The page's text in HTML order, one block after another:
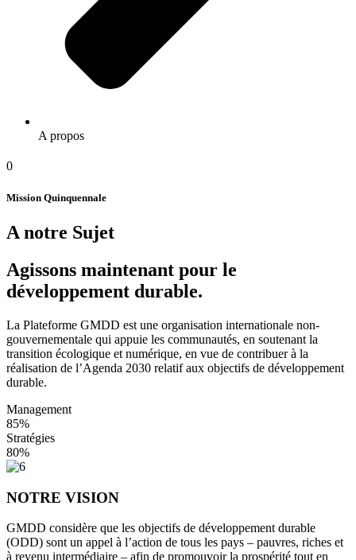
A propos
0
Mission Quinquennale
A notre Sujet
Agissons maintenant pour le
développement durable.
La Plateforme GMDD est une organisation internationale non-
gouvernementale qui appuie les communautés, en soutenant la
transition écologique et numérique, en vue de contribuer à la
réalisation de l’Agenda 2030 relatif aux objectifs de développement
durable.
Management
85%
Stratégies
80%
NOTRE VISION
GMDD considère que les objectifs de développement durable
(ODD) sont un appel à l’action de tous les pays – pauvres, riches et
à revenu intermédiaire – afin de promouvoir la prospérité tout en